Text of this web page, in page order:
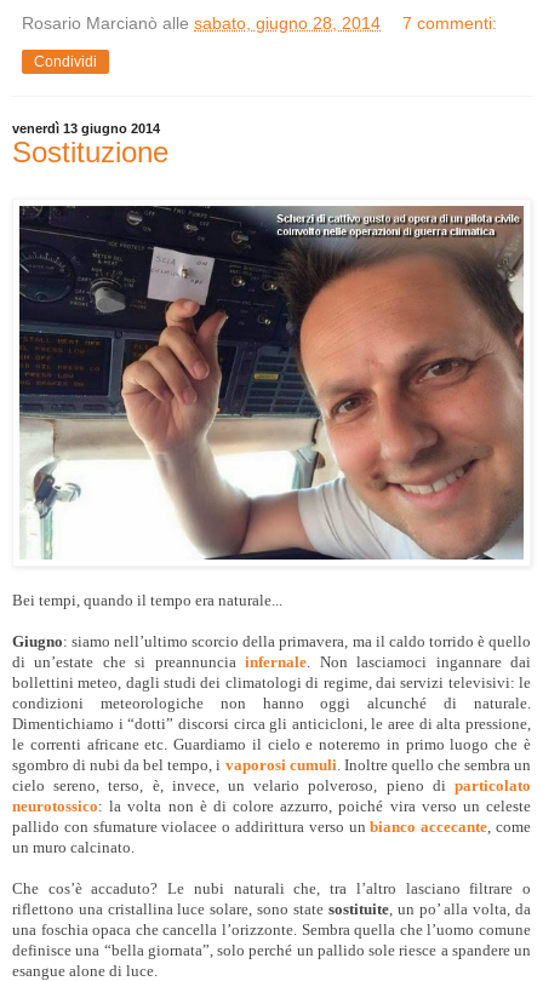
Rosario Marcianò alle sabato, giugno 28, 2014 7 commenti:
Condividi
venerdì 13 giugno 2014
Sostituzione
Bei tempi, quando il tempo era naturale...
Giugno: siamo nell’ultimo scorcio della primavera, ma il caldo torrido è quello
di un’estate che si preannunciainfernale . Non lasciamoci ingannare dai
bollettini meteo, dagli studi dei climatologi di regime, dai servizi televisivi: le
condizioni meteorologiche non hanno oggi alcunché di naturale.
Dimentichiamo i “dotti” discorsi circa gli anticicloni, le aree di alta pressione,
le correnti africane etc. Guardiamo il cielo e noteremo in primo luogo che è
sgombro di nubi da bel tempo, i vaporosi cumuli . Inoltre quello che sembra un
cielo sereno, terso, è, invece, un velario polveroso, pieno di particolato
neurotossico: la volta non è di colore azzurro, poiché vira verso un celeste
pallido con sfumature violacee o addirittura verso unbianco accecante , come
un muro calcinato.
Che cos’è accaduto? Le nubi naturali che, tra l’altro lasciano filtrare o
riflettono una cristallina luce solare, sono state sostituite, un po’ alla volta, da
una foschia opaca che cancella l’orizzonte. Sembra quella che l’uomo comune
definisce una “bella giornata”, solo perché un pallido sole riesce a spandere un
esangue alone di luce.